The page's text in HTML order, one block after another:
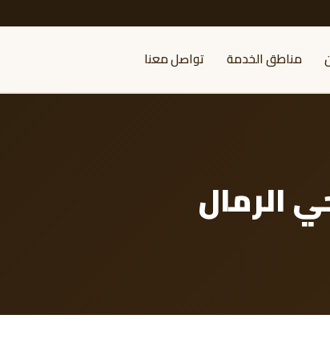
مناطق الخدمة تواصل معنا
الرمال